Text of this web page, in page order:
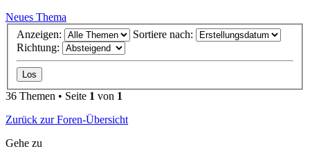
Neues Thema
Anzeigen:
Sortiere nach:
Richtung:
36 Themen • Seite 1 von 1
Zurück zur Foren-Übersicht
Gehe zu